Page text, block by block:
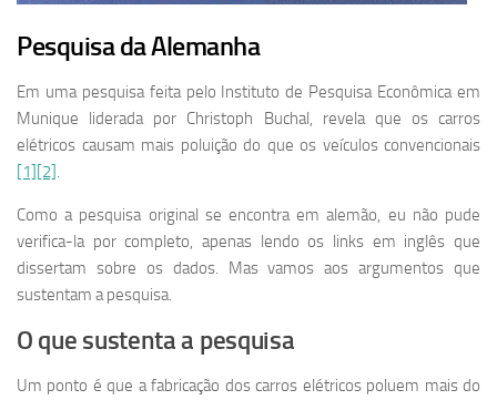
Pesquisa da Alemanha
Em uma pesquisa feita pelo Instituto de Pesquisa Econômica em
Munique liderada por Christoph Buchal, revela que os carros
elétricos causam mais poluição do que os veículos convencionais
[1] [2].
Como a pesquisa original se encontra em alemão, eu não pude
verifica-la por completo, apenas lendo os links em inglês que
dissertam sobre os dados. Mas vamos aos argumentos que
sustentam a pesquisa.
O que sustenta a pesquisa
Um ponto é que a fabricação dos carros elétricos poluem mais do